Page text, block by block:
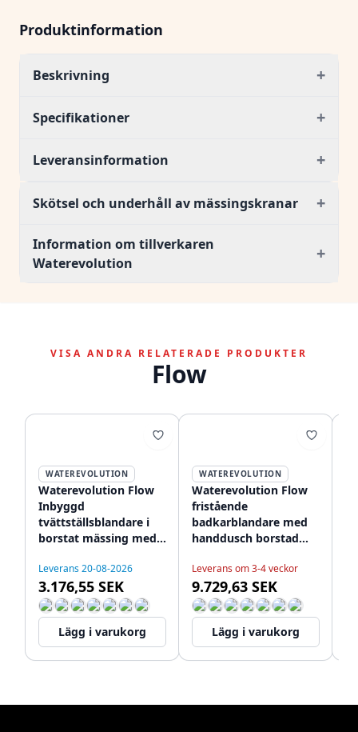
Produktinformation
Beskrivning +
Specifikationer +
Leveransinformation +
Skötsel och underhåll av mässingskranar +
Information om tillverkaren
Waterevolution
+
VISA ANDRA RELATERADE PRODUKTER
Flow
WATEREVOLUTION
Waterevolution Flow
Inbyggd
tvättställsblandare i
borstat mässing med
T116BLE-21
Leverans 20-08-2026
3.176,55 SEK
Lägg i varukorg
WATEREVOLUTION
Waterevolution Flow
fristående
badkarblandare med
handdusch borstad
Leverans om 3-4 veckor
9.729,63 SEK
Lägg i varukorg